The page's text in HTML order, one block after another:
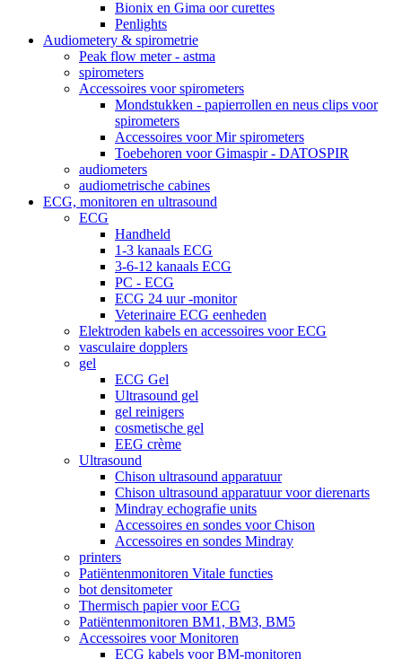
Bionix en Gima oor curettes
Penlights
Audiometery & spirometrie
Peak flow meter - astma
spirometers
Accessoires voor spirometers
Mondstukken - papierrollen en neus clips voor
spirometers
Accessoires voor Mir spirometers
Toebehoren voor Gimaspir - DATOSPIR
audiometers
audiometrische cabines
ECG, monitoren en ultrasound
ECG
Handheld
1-3 kanaals ECG
3-6-12 kanaals ECG
PC - ECG
ECG 24 uur -monitor
Veterinaire ECG eenheden
Elektroden kabels en accessoires voor ECG
vasculaire dopplers
gel
ECG Gel
Ultrasound gel
gel reinigers
cosmetische gel
EEG crème
Ultrasound
Chison ultrasound apparatuur
Chison ultrasound apparatuur voor dierenarts
Mindray echografie units
Accessoires en sondes voor Chison
Accessoires en sondes Mindray
printers
Patiëntenmonitoren Vitale functies
bot densitometer
Thermisch papier voor ECG
Patiëntenmonitoren BM1, BM3, BM5
Accessoires voor Monitoren
ECG kabels voor BM-monitoren